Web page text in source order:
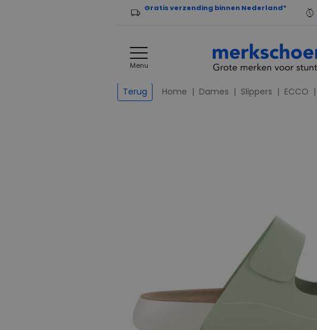
Gratis verzending binnen Nederland*
Menu
Terug Home Dames Slippers ECCO